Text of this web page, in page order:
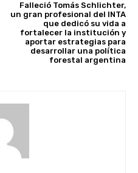
Falleció Tomás Schlichter,
un gran profesional del INTA
que dedicó su vida a
fortalecer la institución y
aportar estrategias para
desarrollar una política
forestal argentina